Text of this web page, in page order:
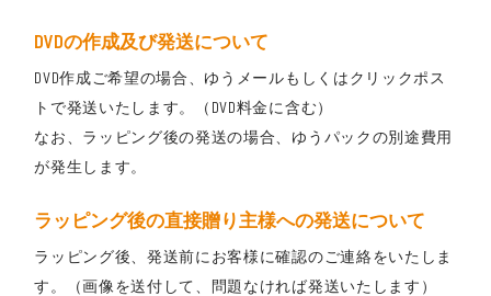
DVDの作成及び発送について
DVD作成ご希望の場合、ゆうメールもしくはクリックポス
トで発送いたします。（DVD料金に含む）
なお、ラッピング後の発送の場合、ゆうパックの別途費用
が発生します。
ラッピング後の直接贈り主様への発送について
ラッピング後、発送前にお客様に確認のご連絡をいたしま
す。（画像を送付して、問題なければ発送いたします）